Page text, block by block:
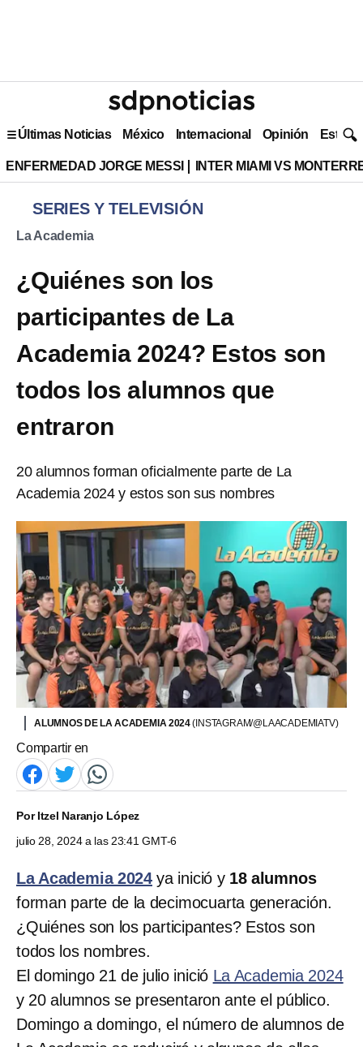
Últimas Noticias México Internacional Opinión Estilo
ENFERMEDAD JORGE MESSI INTER MIAMI VS
SERIES Y TELEVISIÓN
La Academia
¿Quiénes son los
participantes de La
Academia 2024? Estos son
todos los alumnos que
entraron
20 alumnos forman oficialmente parte de La
Academia 2024 y estos son sus nombres
ALUMNOS DE LA ACADEMIA 2024(INSTAGRAM/@LAACADEMIATV)
Compartir en
PorItzel Naranjo López
julio 28, 2024 a las 23:41 GMT-6
La Academia 2024 ya inició y 18 alumnos
forman parte de la decimocuarta generación.
¿Quiénes son los participantes? Estos son
todos los nombres.
El domingo 21 de julio inició La Academia 2024
y 20 alumnos se presentaron ante el público.
Domingo a domingo, el número de alumnos de